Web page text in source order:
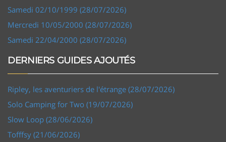
Samedi 02/10/1999 (28/07/2026)
Mercredi 10/05/2000 (28/07/2026)
Samedi 22/04/2000 (28/07/2026)
DERNIERS GUIDES AJOUTÉS
Ripley, les aventuriers de l'étrange (28/07/2026)
Solo Camping for Two (19/07/2026)
Slow Loop (28/06/2026)
Tofffsy (21/06/2026)